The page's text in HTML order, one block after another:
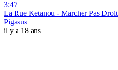
3:47
La Rue Ketanou - Marcher Pas Droit
Pigasus
il y a 18 ans